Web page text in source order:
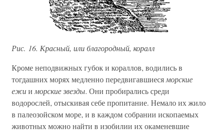
Рис. 16. Красный, или благородный, коралл
Кроме неподвижных губок и кораллов, водились в
тогдашних морях медленно передвигавшиесяморские
ежииморские звезды. Они пробирались среди
водорослей, отыскивая себе пропитание. Немало их жило
в палеозойском море, и в каждом собрании ископаемых
животных можно найти в изобилии их окаменевшие